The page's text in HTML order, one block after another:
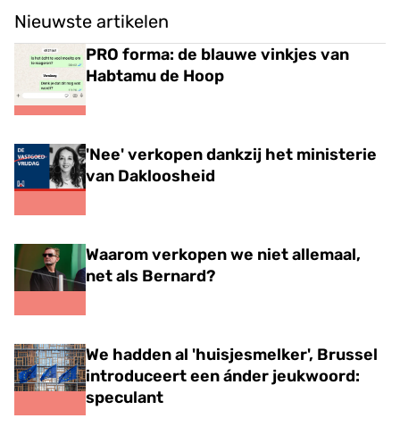
Nieuwste artikelen
PRO forma: de blauwe vinkjes van
Habtamu de Hoop
'Nee' verkopen dankzij het ministerie
van Dakloosheid
Waarom verkopen we niet allemaal,
net als Bernard?
We hadden al 'huisjesmelker', Brussel
introduceert een ánder jeukwoord:
speculant